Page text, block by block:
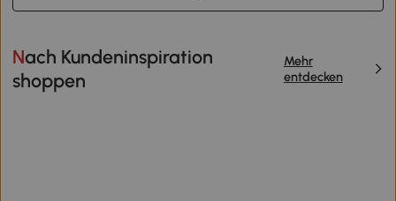
Nach Kundeninspiration
shoppen
Mehr
entdecken